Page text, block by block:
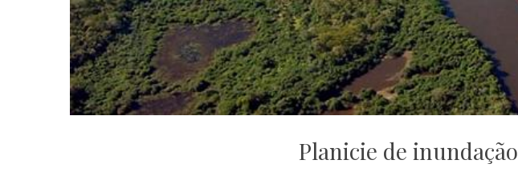
Planicie de inundação